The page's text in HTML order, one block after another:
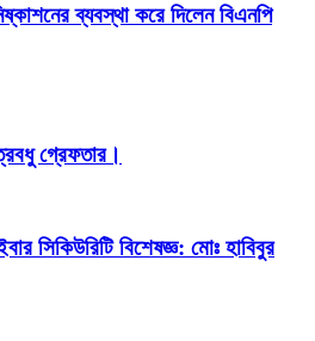
ব্যবস্থা করে দিলেন বিএনপি
গ্রেফতার।
সিকিউরিটি বিশেষজ্ঞ: মোঃ হাবিবুর